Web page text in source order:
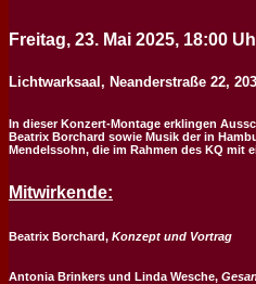
Freitag, 23. Mai 2025, 18:00
Lichtwarksaal, Neanderstraße 22,
In dieser Konzert-Montage erklingen
Beatrix Borchard sowie Musik der in
Mendelssohn, die im Rahmen des KQ mit
Mitwirkende:
Beatrix Borchard, Konzept und Vortrag
Antonia Brinkers und Linda Wesche,